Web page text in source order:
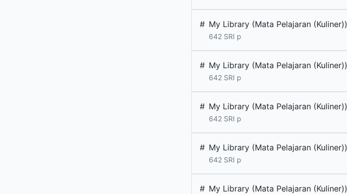
# My Library (Mata Pelajaran (Kuliner))
642 SRI p
# My Library (Mata Pelajaran (Kuliner))
642 SRI p
# My Library (Mata Pelajaran (Kuliner))
642 SRI p
# My Library (Mata Pelajaran (Kuliner))
642 SRI p
# My Library (Mata Pelajaran (Kuliner))